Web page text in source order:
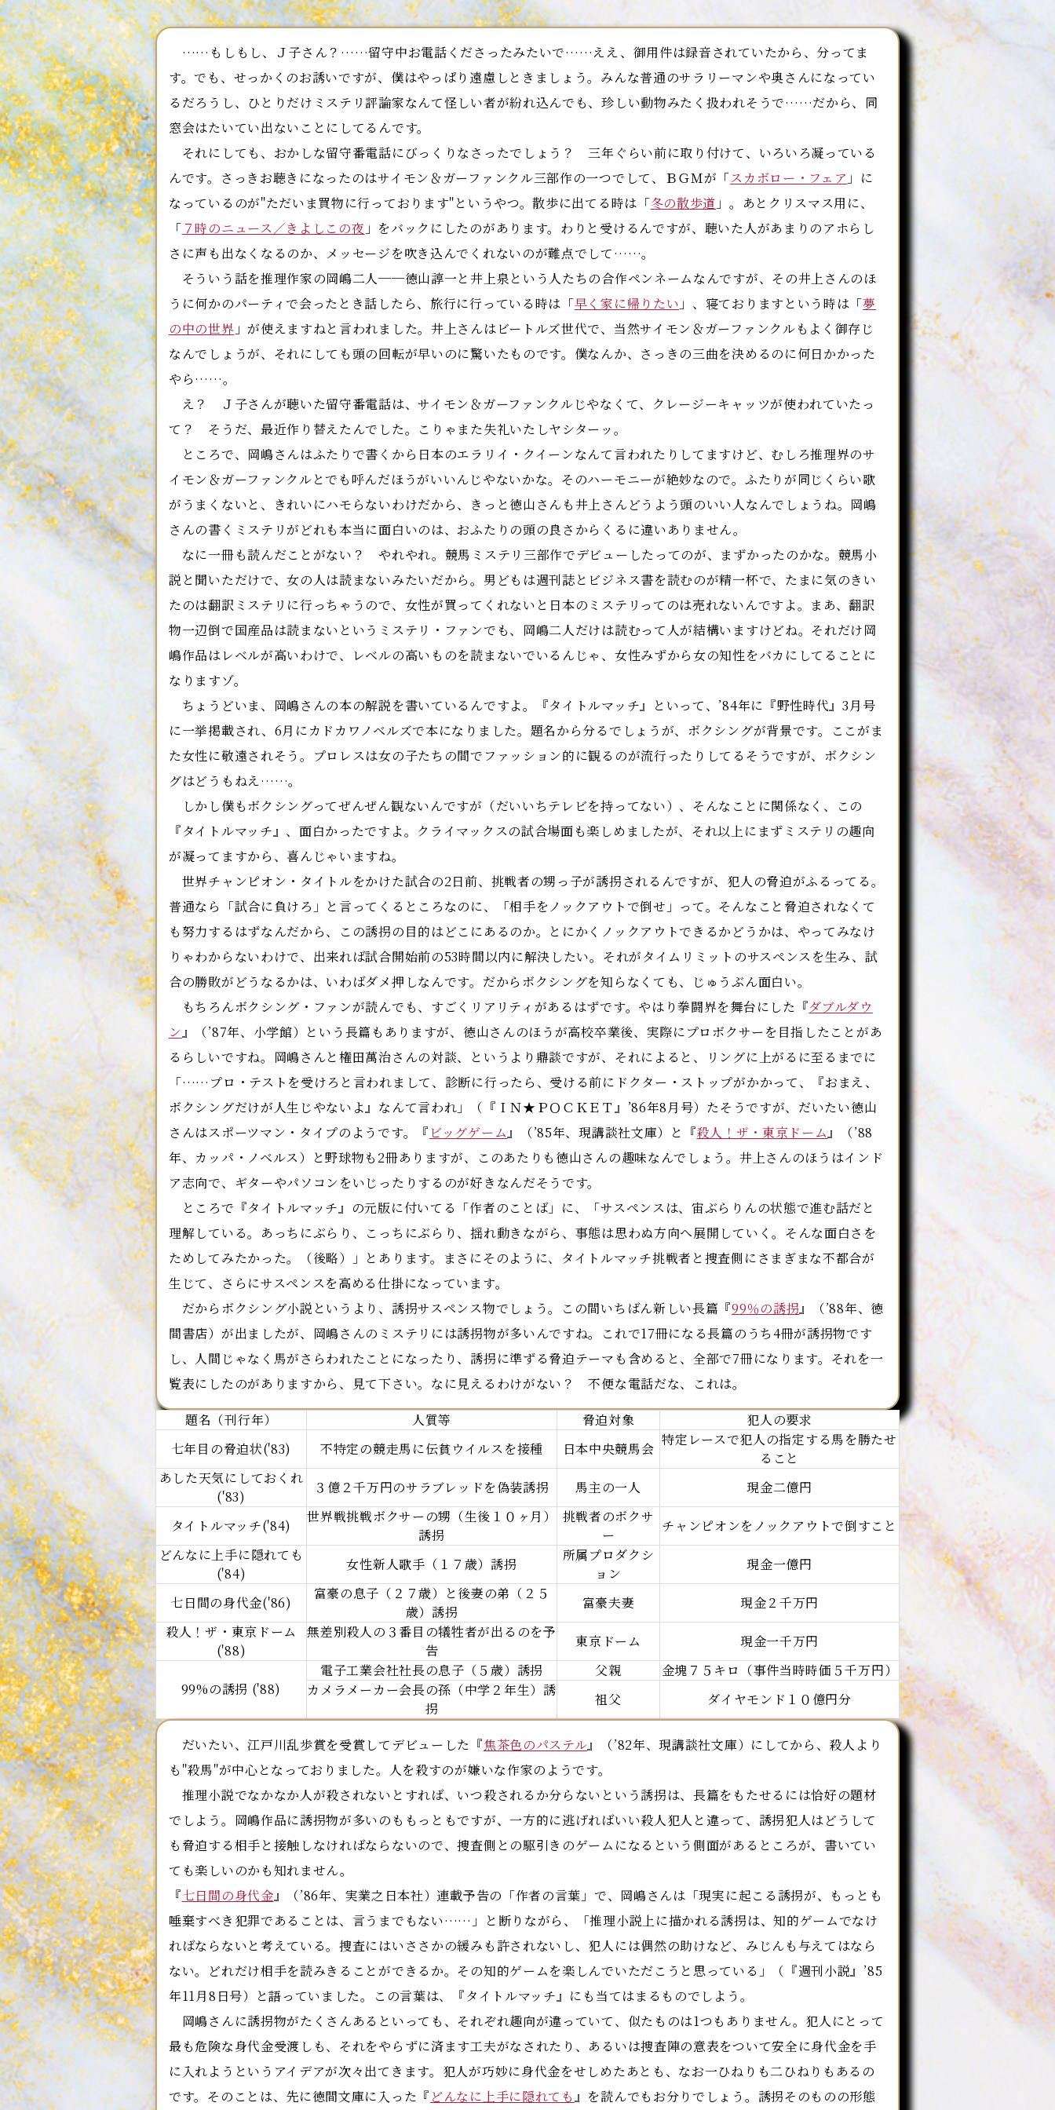
……もしもし、Ｊ子さん？……留守中お電話くださったみたいで……ええ、御用件は録音されていたから、分ってま
す。でも、せっかくのお誘いですが、僕はやっぱり遠慮しときましょう。みんな普通のサラリーマンや奥さんになってい
るだろうし、ひとりだけミステリ評論家なんて怪しい者が紛れ込んでも、珍しい動物みたく扱われそうで……だから、同
窓会はたいてい出ないことにしてるんです。
それにしても、おかしな留守番電話にびっくりなさったでしょう？ 三年ぐらい前に取り付けて、いろいろ凝っている
んです。さっきお聴きになったのはサイモン＆ガーファンクル三部作の一つでして、ＢＧＭが「スカボロー・フェア 」に
なっているのが"ただいま買物に行っております"というやつ。散歩に出てる時は「冬の散歩道 」。あとクリスマス用に、
「 ７時のニュース／きよしこの夜 」をバックにしたのがあります。わりと受けるんですが、聴いた人があまりのアホらし
さに声も出なくなるのか、メッセージを吹き込んでくれないのが難点でして……。
そういう話を推理作家の岡嶋二人──徳山諄一と井上泉という人たちの合作ペンネームなんですが、その井上さんのほ
うに何かのパーティで会ったとき話したら、旅行に行っている時は「早く家に帰りたい 」、寝ておりますという時は「夢
の中の世界 」が使えますねと言われました。井上さんはビートルズ世代で、当然サイモン＆ガーファンクルもよく御存じ
なんでしょうが、それにしても頭の回転が早いのに驚いたものです。僕なんか、さっきの三曲を決めるのに何日かかった
やら……。
え？ Ｊ子さんが聴いた留守番電話は、サイモン＆ガーファンクルじやなくて、クレージーキャッツが使われていたっ
て？ そうだ、最近作り替えたんでした。こりゃまた失礼いたしヤシターッ。
ところで、岡嶋さんはふたりで書くから日本のエラリイ・クイーンなんて言われたりしてますけど、むしろ推理界のサ
イモン＆ガーファンクルとでも呼んだほうがいいんじやないかな。そのハーモニーが絶妙なので。ふたりが同じくらい歌
がうまくないと、きれいにハモらないわけだから、きっと徳山さんも井上さんどうよう頭のいい人なんでしょうね。岡嶋
さんの書くミステリがどれも本当に面白いのは、おふたりの頭の良さからくるに違いありません。
なに一冊も読んだことがない？ やれやれ。競馬ミステリ三部作でデビューしたってのが、まずかったのかな。競馬小
説と聞いただけで、女の人は読まないみたいだから。男どもは週刊誌とビジネス書を読むのが精一杯で、たまに気のきい
たのは翻訳ミステリに行っちゃうので、女性が買ってくれないと日本のミステリってのは売れないんですよ。まあ、翻訳
物一辺倒で国産品は読まないというミステリ・ファンでも、岡嶋二人だけは読むって人が結構いますけどね。それだけ岡
嶋作品はレベルが高いわけで、レベルの高いものを読まないでいるんじゃ、女性みずから女の知性をバカにしてることに
なりますゾ。
ちょうどいま、岡嶋さんの本の解説を書いているんですよ。『タイトルマッチ』といって、’84年に『野性時代』3月号
に一挙掲載され、6月にカドカワノベルズで本になりました。題名から分るでしょうが、ボクシングが背景です。ここがま
た女性に敬遠されそう。プロレスは女の子たちの間でファッション的に観るのが流行ったりしてるそうですが、ボクシン
グはどうもねえ……。
しかし僕もボクシングってぜんぜん観ないんですが（だいいちテレビを持ってない）、そんなことに関係なく、この
『タイトルマッチ』、面白かったですよ。クライマックスの試合場面も楽しめましたが、それ以上にまずミステリの趣向
が凝ってますから、喜んじゃいますね。
世界チャンピオン・タイトルをかけた試合の2日前、挑戦者の甥っ子が誘拐されるんですが、犯人の脅迫がふるってる。
普通なら「試合に負けろ」と言ってくるところなのに、「相手をノックアウトで倒せ」って。そんなこと脅迫されなくて
も努力するはずなんだから、この誘拐の目的はどこにあるのか。とにかくノックアウトできるかどうかは、やってみなけ
りゃわからないわけで、出来れば試合開始前の53時間以内に解決したい。それがタイムリミットのサスペンスを生み、試
合の勝敗がどうなるかは、いわばダメ押しなんです。だからボクシングを知らなくても、じゅうぶん面白い。
もちろんボクシング・ファンが読んでも、すごくリアリティがあるはずです。やはり拳闘界を舞台にした『ダブルダウ
ン』（’87年、小学館）という長篇もありますが、徳山さんのほうが高校卒業後、実際にプロボクサーを目指したことがあ
るらしいですね。岡嶋さんと権田萬治さんの対談、というより鼎談ですが、それによると、リングに上がるに至るまでに
「……プロ・テストを受けろと言われまして、診断に行ったら、受ける前にドクター・ストップがかかって、『おまえ、
ボクシングだけが人生じやないよ』なんて言われ」（『ＩＮ★ＰＯＣＫＥＴ』’86年8月号）たそうですが、だいたい徳山
さんはスポーツマン・タイプのようです。『 ビッグゲーム』（’85年、現講談社文庫）と『殺人！ザ・東京ドーム』（’88
年、カッパ・ノベルス）と野球物も2冊ありますが、このあたりも徳山さんの趣味なんでしょう。井上さんのほうはインド
ア志向で、ギターやパソコンをいじったりするのが好きなんだそうです。
ところで『タイトルマッチ』の元版に付いてる「作者のことば」に、「サスペンスは、宙ぶらりんの状態で進む話だと
理解している。あっちにぶらり、こっちにぶらり、揺れ動きながら、事態は思わぬ方向へ展開していく。そんな面白さを
ためしてみたかった。（後略）」とあります。まさにそのように、タイトルマッチ挑戦者と捜査側にさまぎまな不都合が
生じて、さらにサスペンスを高める仕掛になっています。
だからボクシング小説というより、誘拐サスペンス物でしょう。この間いちばん新しい長篇『99％の誘拐』（’88年、徳
間書店）が出ましたが、岡嶋さんのミステリには誘拐物が多いんですね。これで17冊になる長篇のうち4冊が誘拐物です
し、人間じゃなく馬がさらわれたことになったり、誘拐に準ずる脅迫テーマも含めると、全部で7冊になります。それを一
覧表にしたのがありますから、見て下さい。なに見えるわけがない？ 不便な電話だな、これは。
題名（刊行年）
人質等 脅迫対象
犯人の要求
七年目の脅迫状('83)
不特定の競走馬に伝貧ウイルスを接種 日本中央競馬会
特定レースで犯人の指定する馬を勝たせ
ること
あした天気にしておくれ
('83)
３億２千万円のサラブレッドを偽装誘拐 馬主の一人 現金二億円
タイトルマッチ('84)
世界戦挑戦ボクサーの甥（生後１０ヶ月）
誘拐
挑戦者のボクサ
ー
チャンピオンをノックアウトで倒すこと
どんなに上手に隠れても
('84)
女性新人歌手（１７歳）誘拐
所属プロダクシ
ョン
現金一億円
七日間の身代金('86)
富豪の息子（２７歳）と後妻の弟（２５
歳）誘拐
富豪夫妻
現金２千万円
殺人！ザ・東京ドーム
('88)
無差別殺人の３番目の犠牲者が出るのを予
告
東京ドーム 現金一千万円
99%の誘拐 ('88)
電子工業会社社長の息子（５歳）誘拐 父親
金塊７５キロ（事件当時時価５千万円）
カメラメーカー会長の孫（中学２年生）誘
拐
祖父 ダイヤモンド１０億円分
だいたい、江戸川乱歩賞を受賞してデビューした『焦茶色のパステル』（’82年、現講談社文庫）にしてから、殺人より
も"殺馬"が中心となっておりました。人を殺すのが嫌いな作家のようです。
推理小説でなかなか人が殺されないとすれば、いつ殺されるか分らないという誘拐は、長篇をもたせるには恰好の題材
でしよう。岡嶋作品に誘拐物が多いのももっともですが、一方的に逃げればいい殺人犯人と違って、誘拐犯人はどうして
も脅迫する相手と接触しなければならないので、捜査側との駆引きのゲームになるという側面があるところが、書いてい
ても楽しいのかも知れません。
『七日間の身代金』（’86年、実業之日本社）連載予告の「作者の言葉」で、岡嶋さんは「現実に起こる誘拐が、もっとも
唾棄すべき犯罪であることは、言うまでもない……」と断りながら、「推理小説上に描かれる誘拐は、知的ゲームでなけ
ればならないと考えている。捜査にはいささかの緩みも許されないし、犯人には偶然の助けなど、みじんも与えてはなら
ない。どれだけ相手を読みきることができるか。その知的ゲームを楽しんでいただこうと思っている」（『週刊小説』’85
年11月8日号）と語っていました。この言葉は、『タイトルマッチ』にも当てはまるものでしよう。
岡嶋さんに誘拐物がたくさんあるといっても、それぞれ趣向が違っていて、似たものは1つもありません。犯人にとって
最も危険な身代金受渡しも、それをやらずに済ます工夫がなされたり、あるいは捜査陣の意表をついて安全に身代金を手
に入れようというアイデアが次々出てきます。犯人が巧妙に身代金をせしめたあとも、なお一ひねりも二ひねりもあるの
です。そのことは、先に徳間文庫に入った『 どんなに上手に隠れても』を読んでもお分りでしょう。誘拐そのものの形態